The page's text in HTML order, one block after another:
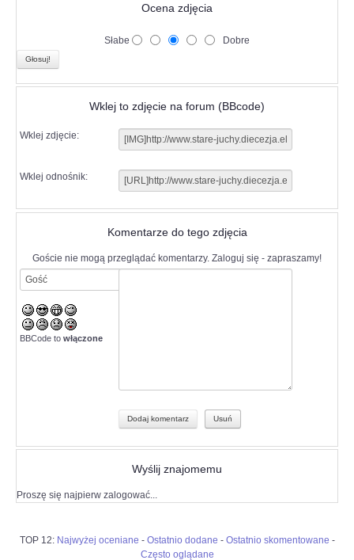
Ocena zdjęcia
Słabe Dobre
Wklej to zdjęcie na forum (BBcode)
Wklej zdjęcie:
Wklej odnośnik:
Komentarze do tego zdjęcia
Goście nie mogą przeglądać komentarzy. Zaloguj się - zapraszamy!
BBCode to włączone
Wyślij znajomemu
Proszę się najpierw zalogować...
TOP 12: Najwyżej oceniane - Ostatnio dodane - Ostatnio skomentowane -
Często oglądane